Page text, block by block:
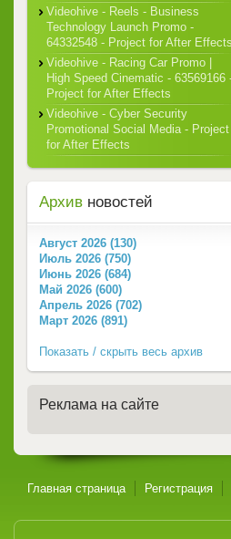
Videohive - Reels - Business
Technology Launch Promo -
64332548 - Project for After Effects
Videohive - Racing Car Promo |
High Speed Cinematic - 63569166
Project for After Effects
Videohive - Cyber Security
Promotional Social Media - Project
for After Effects
Архив новостей
Август 2026 (130)
Июль 2026 (750)
Июнь 2026 (684)
Май 2026 (600)
Апрель 2026 (702)
Март 2026 (891)
Показать / скрыть весь архив
Реклама на сайте
Главная страница Регистрация